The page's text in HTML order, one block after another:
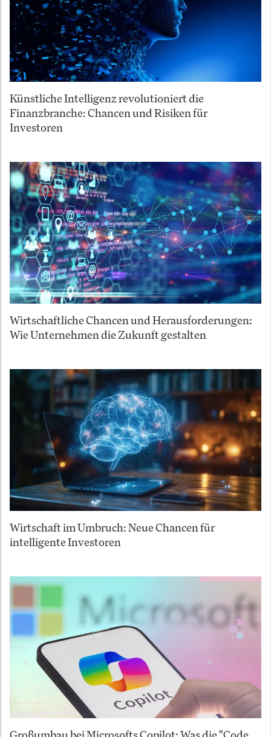
Künstliche Intelligenz revolutioniert die
Finanzbranche: Chancen und Risiken für
Investoren
Wirtschaftliche Chancen und Herausforderungen:
Wie Unternehmen die Zukunft gestalten
Wirtschaft im Umbruch: Neue Chancen für
intelligente Investoren